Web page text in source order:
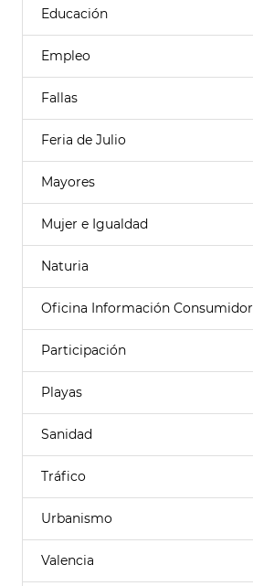
Educación
Empleo
Fallas
Feria de Julio
Mayores
Mujer e Igualdad
Naturia
Oficina Información Consumidor
Participación
Playas
Sanidad
Tráfico
Urbanismo
Valencia